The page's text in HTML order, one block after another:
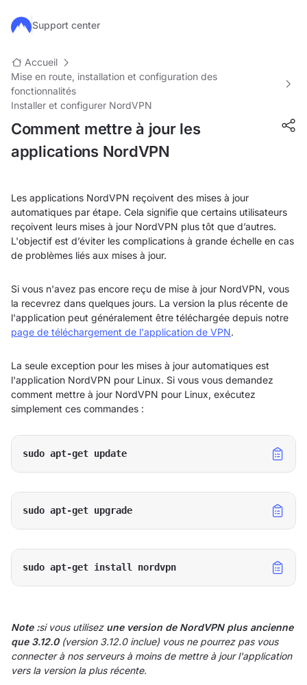
Passer au contenu principal
Support center
Accueil
Mise en route, installation et configuration des
fonctionnalités
Installer et configurer NordVPN
Comment mettre à jour les
applications NordVPN
Les applications NordVPN reçoivent des mises à jour
automatiques par étape. Cela signifie que certains utilisateurs
reçoivent leurs mises à jour NordVPN plus tôt que d’autres.
L'objectif est d’éviter les complications à grande échelle en cas
de problèmes liés aux mises à jour.
Si vous n'avez pas encore reçu de mise à jour NordVPN, vous
la recevrez dans quelques jours. La version la plus récente de
l'application peut généralement être téléchargée depuis notre
page de téléchargement de l'application de VPN.
La seule exception pour les mises à jour automatiques est
l'application NordVPN pour Linux. Si vous vous demandez
comment mettre à jour NordVPN pour Linux, exécutez
simplement ces commandes :
sudo apt-get update
sudo apt-get upgrade
sudo apt-get install nordvpn
Note :si vous utilisez une version de NordVPN plus ancienne
que 3.12.0(version 3.12.0 inclue) vous ne pourrez pas vous
connecter à nos serveurs à moins de mettre à jour l'application
vers la version la plus récente.